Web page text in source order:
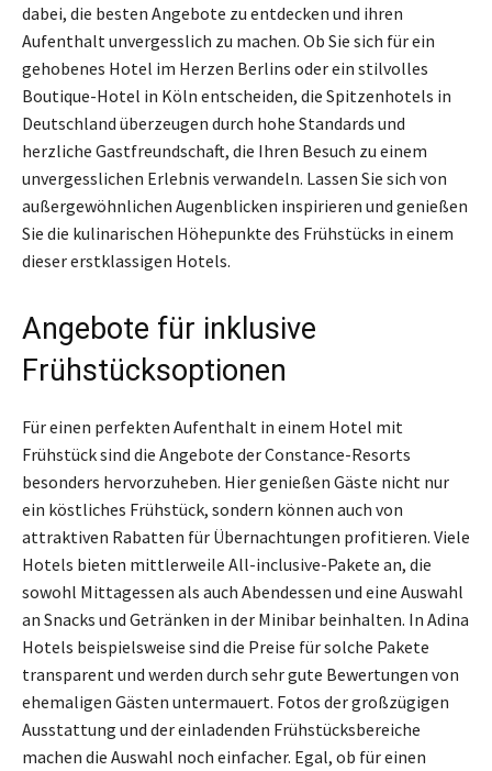
dabei, die besten Angebote zu entdecken und ihren
Aufenthalt unvergesslich zu machen. Ob Sie sich für ein
gehobenes Hotel im Herzen Berlins oder ein stilvolles
Boutique-Hotel in Köln entscheiden, die Spitzenhotels in
Deutschland überzeugen durch hohe Standards und
herzliche Gastfreundschaft, die Ihren Besuch zu einem
unvergesslichen Erlebnis verwandeln. Lassen Sie sich von
außergewöhnlichen Augenblicken inspirieren und genießen
Sie die kulinarischen Höhepunkte des Frühstücks in einem
dieser erstklassigen Hotels.
Angebote für inklusive
Frühstücksoptionen
Für einen perfekten Aufenthalt in einem Hotel mit
Frühstück sind die Angebote der Constance-Resorts
besonders hervorzuheben. Hier genießen Gäste nicht nur
ein köstliches Frühstück, sondern können auch von
attraktiven Rabatten für Übernachtungen profitieren. Viele
Hotels bieten mittlerweile All-inclusive-Pakete an, die
sowohl Mittagessen als auch Abendessen und eine Auswahl
an Snacks und Getränken in der Minibar beinhalten. In Adina
Hotels beispielsweise sind die Preise für solche Pakete
transparent und werden durch sehr gute Bewertungen von
ehemaligen Gästen untermauert. Fotos der großzügigen
Ausstattung und der einladenden Frühstücksbereiche
machen die Auswahl noch einfacher. Egal, ob für einen